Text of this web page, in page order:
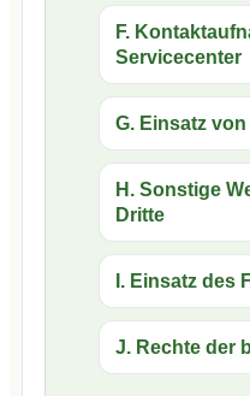
F.
Servicecenter
G. Einsatz
H. Sonstige
Dritte
I. Einsatz des
J. Rechte der